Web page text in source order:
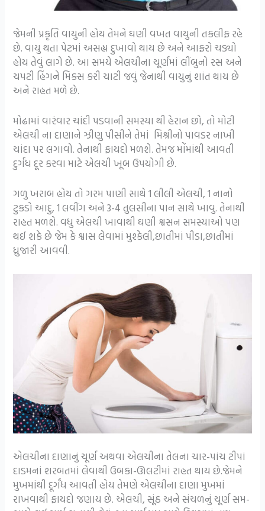
જેમની પ્રકૃતિ વાયુની હોય તેમને ઘણી વખત વાયુની તકલીફ રહે
છે. વાયુ થતા પેટમાં અસહ્ય દુખાવો થાય છે અને આફરો ચડ્યો
હોય તેવું લાગે છે. આ સમયે એલચીના ચૂર્ણમાં લીંબુનો રસ અને
ચપટી હિંગને મિક્સ કરી ચાટી જવું જેનાથી વાયુનું શાંત થાય છે
અને રાહત મળે છે.
મોઢામાં વારંવાર ચાંદી પડવાની સમસ્યા થી હેરાન છો, તો મોટી
એલચી ના દાણાને ઝીણુ પીસીને તેમાં મિશ્રીનો પાવડર નાખી
ચાંદા પર લગાવો. તેનાથી ફાયદો મળશે. તેમજ મોંમાંથી આવતી
દુર્ગંધ દૂર કરવા માટે એલચી ખૂબ ઉપયોગી છે.
ગળુ ખરાબ હોય તો ગરમ પાણી સાથે 1 લીલી એલચી, 1 નાનો
ટુકડો આદુ, 1 લવીંગ અને 3-4 તુલસીના પાન સાથે ખાવુ. તેનાથી
રાહત મળશે. વધુ એલચી ખાવાથી ઘણી શ્વસન સમસ્યાઓ પણ
થઈ શકે છે જેમ કે શ્વાસ લેવામાં મુશ્કેલી,છાતીમાં પીડા,છાતીમાં
ધ્રુજારી આવવી.
એલચીના દાણાનું ચૂર્ણ અથવા એલચીના તેલના ચાર-પાંચ ટીપાં
દાડમનાં શરબતમાં લેવાથી ઉબકા-ઊલટીમાં રાહત થાય છે.જેમને
મુખમાંથી દૂર્ગંધ આવતી હોય તેમણે એલચીના દાણા મુખમાં
રાખવાથી ફાયદો જણાય છે. એલચી, સૂંઠ અને સંચળનું ચૂર્ણ સમ-